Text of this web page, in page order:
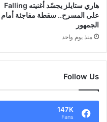
هاري ستايلز يجسّد أغنيته Falling
على المسرح.. سقطة مفاجئة أمام
الجمهور
منذ يوم واحد
Follow Us
147K
Fans